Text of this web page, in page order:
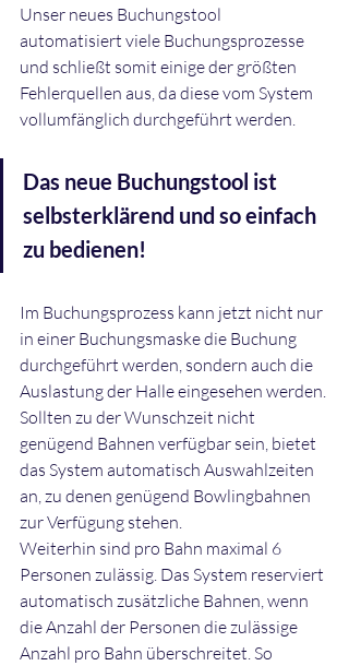
Unser neues Buchungstool
automatisiert viele Buchungsprozesse
und schließt somit einige der größten
Fehlerquellen aus, da diese vom System
vollumfänglich durchgeführt werden.
Das neue Buchungstool ist
selbsterklärend und so einfach
zu bedienen!
Im Buchungsprozess kann jetzt nicht nur
in einer Buchungsmaske die Buchung
durchgeführt werden, sondern auch die
Auslastung der Halle eingesehen werden.
Sollten zu der Wunschzeit nicht
genügend Bahnen verfügbar sein, bietet
das System automatisch Auswahlzeiten
an, zu denen genügend Bowlingbahnen
zur Verfügung stehen.
Weiterhin sind pro Bahn maximal 6
Personen zulässig. Das System reserviert
automatisch zusätzliche Bahnen, wenn
die Anzahl der Personen die zulässige
Anzahl pro Bahn überschreitet. So